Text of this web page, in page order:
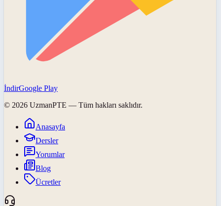
İndirGoogle Play
© 2026 UzmanPTE — Tüm hakları saklıdır.
Anasayfa
Dersler
Yorumlar
Blog
Ücretler